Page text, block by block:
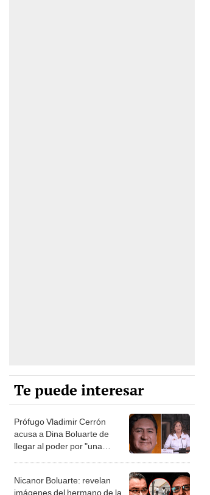
Te puede interesar
Prófugo Vladimir Cerrón
acusa a Dina Boluarte de
llegar al poder por "una
Nicanor Boluarte: revelan
imágenes del hermano de la